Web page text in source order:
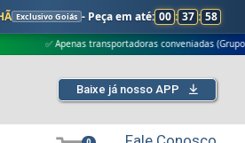
Exclusivo Goiás - Peça em até: 00 : 37 : 58
✅ Apenas transportadoras conveniadas (Grupo G5)
Baixe já nosso APP